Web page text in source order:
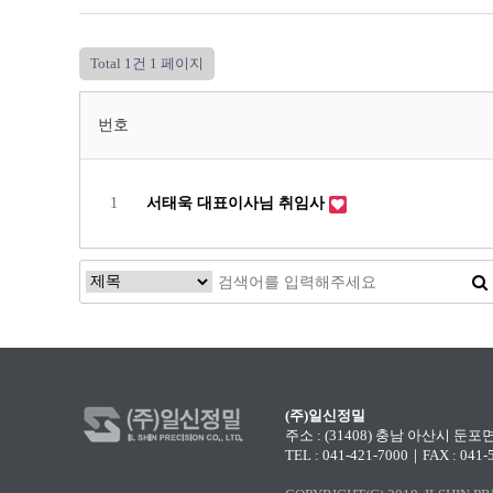
Total 1건 1 페이지
번호
1 서태욱 대표이사님 취임사
(주)일신정밀
주소 : (31408) 충남 아산시 둔포
TEL : 041-421-7000｜FAX : 041-